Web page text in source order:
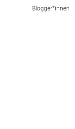
Blogger*innen